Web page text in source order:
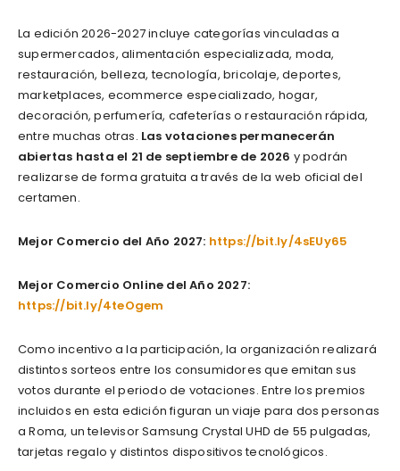
La edición 2026-2027 incluye categorías vinculadas a
supermercados, alimentación especializada, moda,
restauración, belleza, tecnología, bricolaje, deportes,
marketplaces, ecommerce especializado, hogar,
decoración, perfumería, cafeterías o restauración rápida,
entre muchas otras. Las votaciones permanecerán
abiertas hasta el 21 de septiembre de 2026 y podrán
realizarse de forma gratuita a través de la web oficial del
certamen.
Mejor Comercio del Año 2027: https://bit.ly/4sEUy65
Mejor Comercio Online del Año 2027:
https://bit.ly/4teOgem
Como incentivo a la participación, la organización realizará
distintos sorteos entre los consumidores que emitan sus
votos durante el periodo de votaciones. Entre los premios
incluidos en esta edición figuran un viaje para dos personas
a Roma, un televisor Samsung Crystal UHD de 55 pulgadas,
tarjetas regalo y distintos dispositivos tecnológicos.